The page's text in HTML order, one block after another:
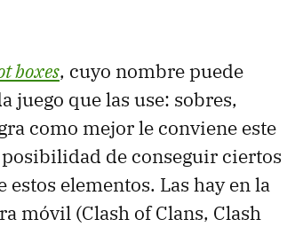
boxes, cuyo nombre puede
juego que las use: sobres,
como mejor le conviene este
de conseguir ciertos
elementos. Las hay en la
móvil (Clash of Clans, Clash